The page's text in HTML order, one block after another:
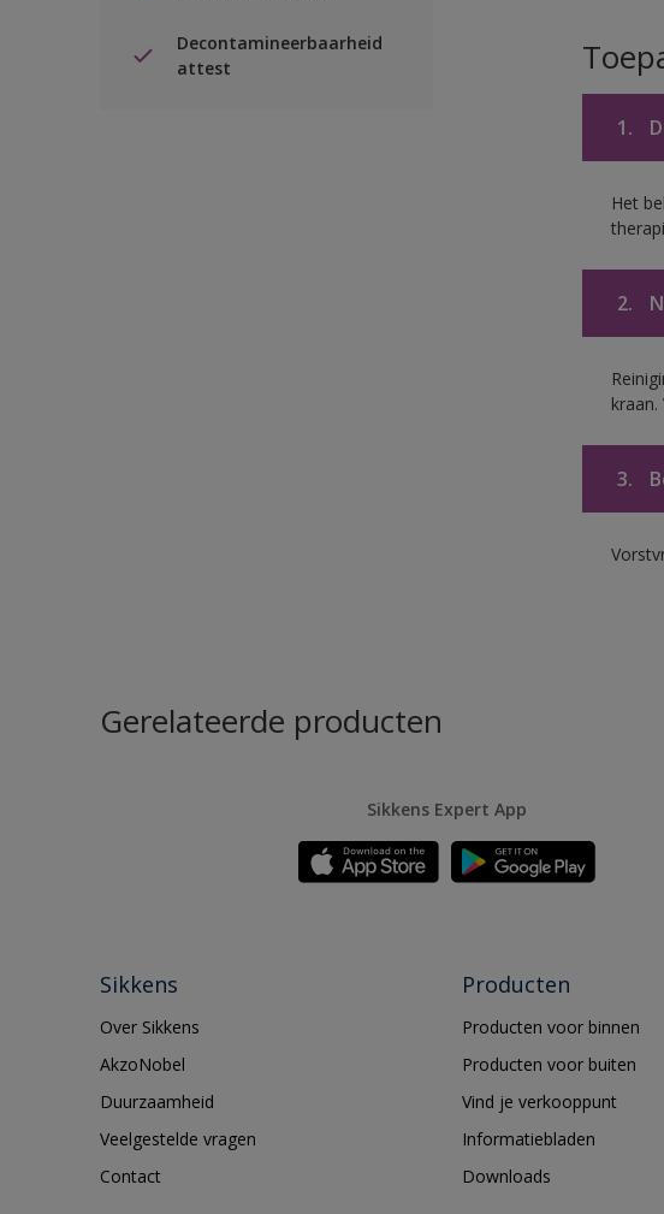
Decontamineerbaarheid
attest
1.
Het
2.
3.
Gerelateerde producten
Sikkens Expert App
Sikkens
Over Sikkens
AkzoNobel
Duurzaamheid
Veelgestelde vragen
Contact
Producten
Producten voor binnen
Producten voor buiten
Vind je verkooppunt
Informatiebladen
Downloads